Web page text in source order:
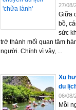
27/08/
Giữa
bồ,
sức
trở thành mối quan tâm
người. Chính vì vậy, ...
Xu
du
06/08/
Mỗi